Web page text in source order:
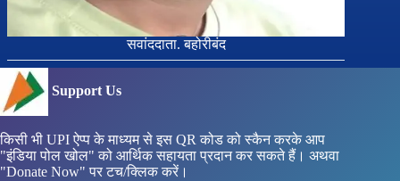
सवांददाता. बहोरीबंद
Support Us
किसी भी UPI ऐप्प के माध्यम से इस QR कोड को स्कैन करके आप
"इंडिया पोल खोल" को आर्थिक सहायता प्रदान कर सकते हैं। अथवा
"Donate Now" पर टच/क्लिक करें।